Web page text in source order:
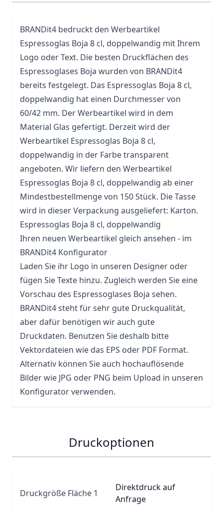
BRANDit4 bedruckt den Werbeartikel
Espressoglas Boja 8 cl, doppelwandig mit Ihrem
Logo oder Text. Die besten Druckflächen des
Espressoglases Boja wurden von BRANDit4
bereits festgelegt. Das Espressoglas Boja 8 cl,
doppelwandig hat einen Durchmesser von
60/42 mm. Der Werbeartikel wird in dem
Material Glas gefertigt. Derzeit wird der
Werbeartikel Espressoglas Boja 8 cl,
doppelwandig in der Farbe transparent
angeboten. Wir liefern den Werbeartikel
Espressoglas Boja 8 cl, doppelwandig ab einer
Mindestbestellmenge von 150 Stück. DieTasse
wird in dieser Verpackung ausgeliefert: Karton.
Espressoglas Boja 8 cl, doppelwandig
Ihren neuen Werbeartikel gleich ansehen - im
BRANDit4 Konfigurator
Laden Sie ihr Logo in unseren Designer oder
fügen Sie Texte hinzu. Zugleich werden Sie eine
Vorschau des Espressoglases Boja sehen.
BRANDit4 steht für sehr gute Druckqualität,
aber dafür benötigen wir auch gute
Druckdaten. Benutzen Sie deshalb bitte
Vektordateien wie das EPS oder PDF Format.
Alternativ können Sie auch hochauflösende
Bilder wie JPG oder PNG beim Upload in unseren
Konfigurator verwenden.
Druckoptionen
Druckgröße Fläche 1
Direktdruck auf
Anfrage